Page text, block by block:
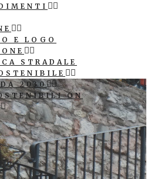
E LOGO
STRADALE
2030
ON